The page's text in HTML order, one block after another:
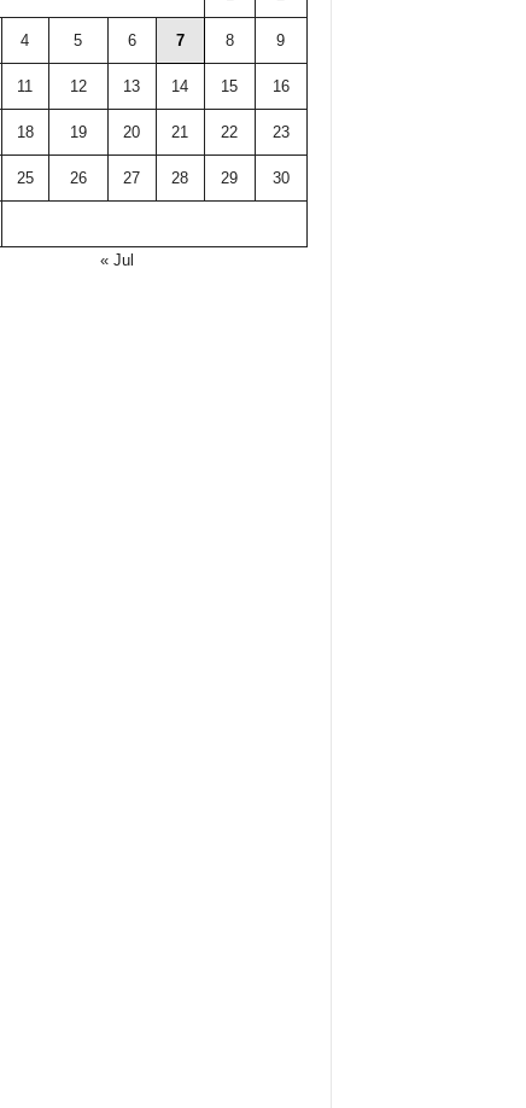
4 5 6 7 8 9
11 12 13 14 15 16
18 19 20 21 22 23
25 26 27 28 29 30
« Jul